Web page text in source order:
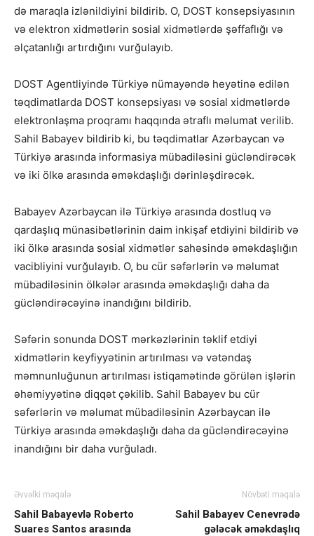
də maraqla izlənildiyini bildirib. O, DOST konsepsiyasının
və elektron xidmətlərin sosial xidmətlərdə şəffaflığı və
əlçatanlığı artırdığını vurğulayıb.
DOST Agentliyində Türkiyə nümayəndə heyətinə edilən
təqdimatlarda DOST konsepsiyası və sosial xidmətlərdə
elektronlaşma proqramı haqqında ətraflı məlumat verilib.
Sahil Babayev bildirib ki, bu təqdimatlar Azərbaycan və
Türkiyə arasında informasiya mübadiləsini gücləndirəcək
və iki ölkə arasında əməkdaşlığı dərinləşdirəcək.
Babayev Azərbaycan ilə Türkiyə arasında dostluq və
qardaşlıq münasibətlərinin daim inkişaf etdiyini bildirib və
iki ölkə arasında sosial xidmətlər sahəsində əməkdaşlığın
vacibliyini vurğulayıb. O, bu cür səfərlərin və məlumat
mübadiləsinin ölkələr arasında əməkdaşlığı daha da
gücləndirəcəyinə inandığını bildirib.
Səfərin sonunda DOST mərkəzlərinin təklif etdiyi
xidmətlərin keyfiyyətinin artırılması və vətəndaş
məmnunluğunun artırılması istiqamətində görülən işlərin
əhəmiyyətinə diqqət çəkilib. Sahil Babayev bu cür
səfərlərin və məlumat mübadiləsinin Azərbaycan ilə
Türkiyə arasında əməkdaşlığı daha da gücləndirəcəyinə
inandığını bir daha vurğuladı.
Əvvəlki məqalə
Sahil Babayevlə Roberto
Suares Santos arasında
Növbəti məqalə
Sahil Babayev Cenevrədə
gələcək əməkdaşlıq